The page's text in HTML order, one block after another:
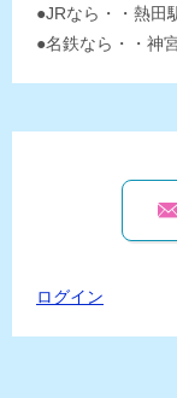
●JRなら・・熱
●名鉄なら・・神
ログイン